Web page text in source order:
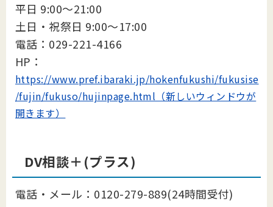
平日 9:00～21:00
土日・祝祭日 9:00～17:00
電話：029-221-4166
HP：
https://www.pref.ibaraki.jp/hokenfukushi/fukusise
/fujin/fukuso/hujinpage.html（新しいウィンドウが
開きます）
DV相談＋(プラス)
電話・メール：0120-279-889(24時間受付)